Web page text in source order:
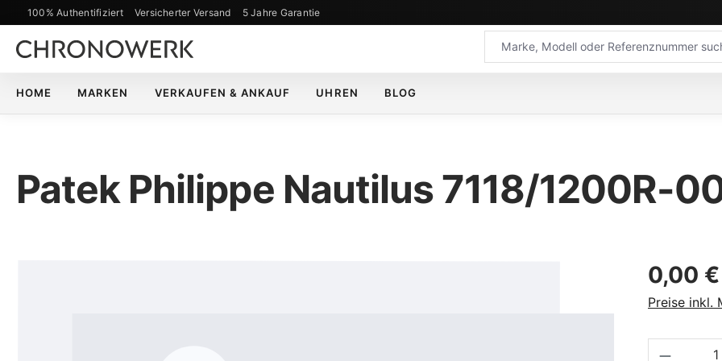
Hauptinhalt springen
Zur Suche springen
Zur Hauptnavigation springen
100% Authentifiziert Versicherter Versand 5 Jahre Garantie
HOME MARKEN VERKAUFEN & ANKAUF UHREN BLOG
Patek Philippe Nautilus 7118/1200R-
Regulärer
0,00 €
Preise inkl.